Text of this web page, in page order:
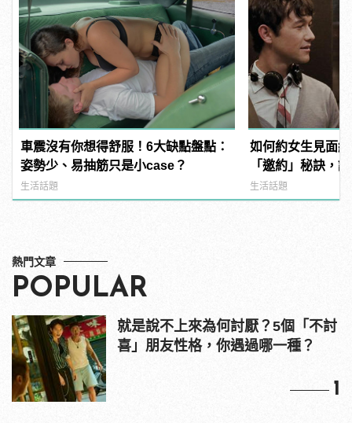
車震沒有你想得舒服！6大缺點盤點：
姿勢少、易抽筋只是小case？
生活話題
如何約女生見面
「邀約」秘訣，
到她！
生活話題
熱門文章
POPULAR
就是說不上來為何討厭？5個「不討
喜」朋友性格，你遇過哪一種？
1